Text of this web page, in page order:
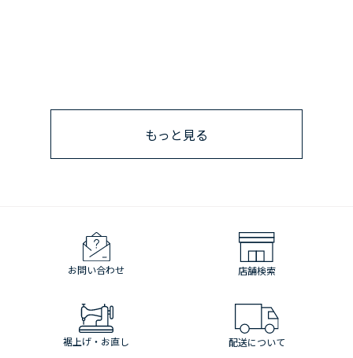
もっと見る
お問い合わせ 店舗検索
裾上げ・お直し 配送について